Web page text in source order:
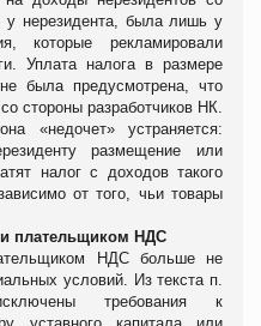
у нерезидента, была лишь у
которые рекламировали
Уплата налога в размере
была предусмотрена, что
стороны разработчиков НК.
«недочет» устраняется:
размещение или
налог с доходов такого
от того, чьи товары
плательщиком НДС
НДС больше не
условий. Из текста п.
требования к